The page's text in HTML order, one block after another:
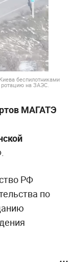
беспилотниками
на ЗАЭС.
МАГАТЭ
РФ
по